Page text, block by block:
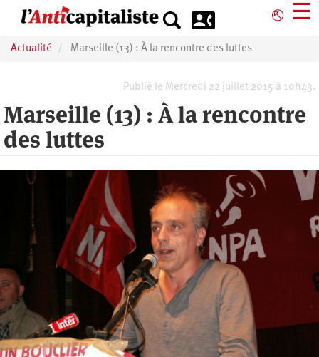
principal
⎋ ☰
Actualité Marseille (13) : À la rencontre des luttes
Publié le Mercredi 22 juillet 2015 à 10h43.
Marseille (13) : À la rencontre
des luttes